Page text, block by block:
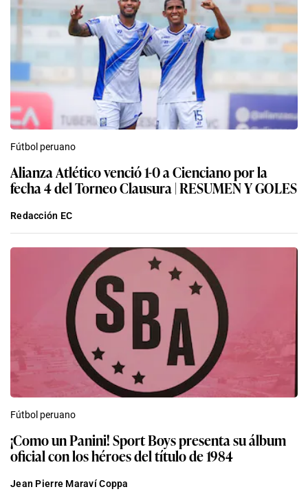
Fútbol peruano
Alianza Atlético venció 1-0 a Cienciano por la
fecha 4 del Torneo Clausura | RESUMEN Y GOLES
Redacción EC
Fútbol peruano
¡Como un Panini! Sport Boys presenta su álbum
oficial con los héroes del título de 1984
Jean Pierre Maraví Coppa